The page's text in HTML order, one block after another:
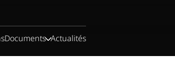
Documents Actualités